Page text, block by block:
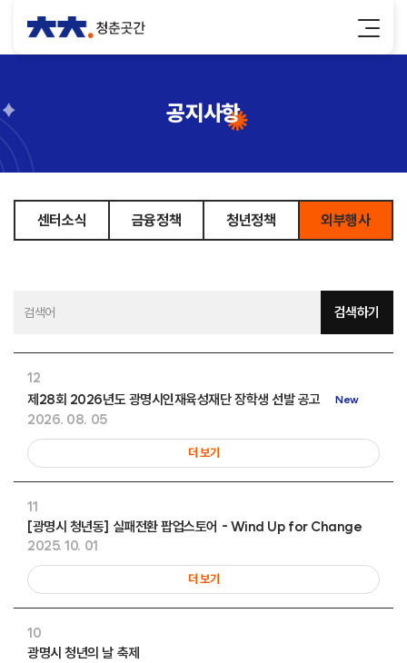
공지사항
센터소식 금융정책 청년정책 외부행사
검색하기
12
제28회 2026년도 광명시인재육성재단 장학생 선발 공고
New
2026. 08. 05
더 보기
11
[광명시 청년동] 실패전환 팝업스토어 - Wind Up for Change
2025. 10. 01
더 보기
10
광명시 청년의 날 축제